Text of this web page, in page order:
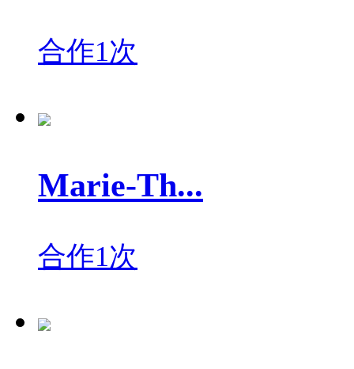
合作1次
Marie-Th...
合作1次